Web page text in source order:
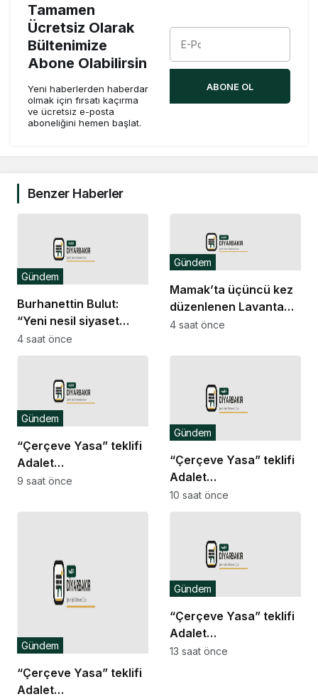
Tamamen
Ücretsiz Olarak
Bültenimize
Abone Olabilirsin
Yeni haberlerden haberdar
olmak için fırsatı kaçırma
ve ücretsiz e-posta
aboneliğini hemen başlat.
ABONE OL
Benzer Haberler
Burhanettin Bulut:
“Yeni nesil siyaset
vatandaşın her zaman
söz sahibi olduğu güçlü
Gündem
4 saat önce
Mamak’ta üçüncü kez
düzenlenen Lavanta
Şenliği renkli
Gündem
4 saat önce
“Çerçeve Yasa” teklifi
Adalet
Komisyonu’nda… İYİ
MHP’li Bülbül arasında
Gündem
9 saat önce
“Çerçeve Yasa” teklifi
Adalet
Komisyonu’nda… İYİ
Partili Rıdvan Uz,
Yüksel’in üzerine
yürüdü
Gündem
10 saat önce
“Çerçeve Yasa” teklifi
Adalet
Gündem
“Çerçeve Yasa” teklifi
Adalet
Komisyonu’nda… Danış
Gündem
13 saat önce